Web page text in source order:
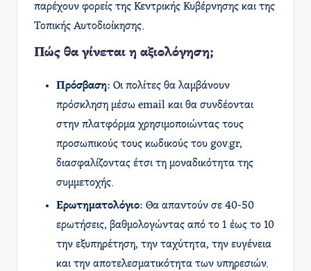
παρέχουν φορείς της Κεντρικής Κυβέρνησης και της
Τοπικής Αυτοδιοίκησης. ​
Πώς θα γίνεται η αξιολόγηση;
Πρόσβαση: Οι πολίτες θα λαμβάνουν
πρόσκληση μέσω email και θα συνδέονται
στην πλατφόρμα χρησιμοποιώντας τους
προσωπικούς τους κωδικούς του gov.gr,
διασφαλίζοντας έτσι τη μοναδικότητα της
συμμετοχής.
Ερωτηματολόγιο: Θα απαντούν σε 40-50
ερωτήσεις, βαθμολογώντας από το 1 έως το 10
την εξυπηρέτηση, την ταχύτητα, την ευγένεια
και την αποτελεσματικότητα των υπηρεσιών.